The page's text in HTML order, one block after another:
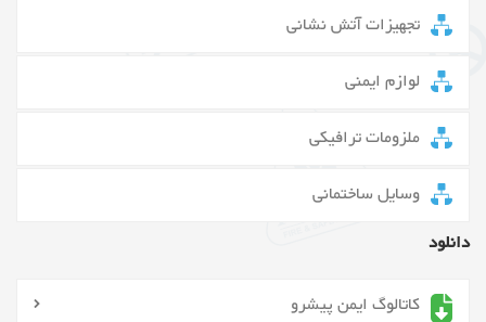
تجهیزات آتش نشانی
لوازم ایمنی
ملزومات ترافیکی
وسایل ساختمانی
دانلود
کاتالوگ ایمن پیشرو